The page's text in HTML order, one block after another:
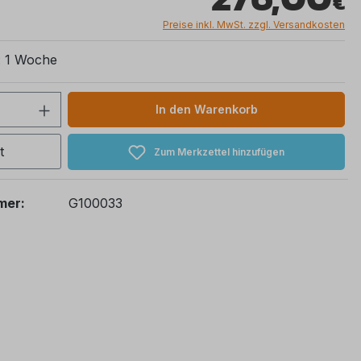
Preise inkl. MwSt. zzgl. Versandkosten
1 Woche
Anzahl: Gib den gewünschten Wert
In den Warenkorb
Zum Merkzettel hinzufügen
G100033